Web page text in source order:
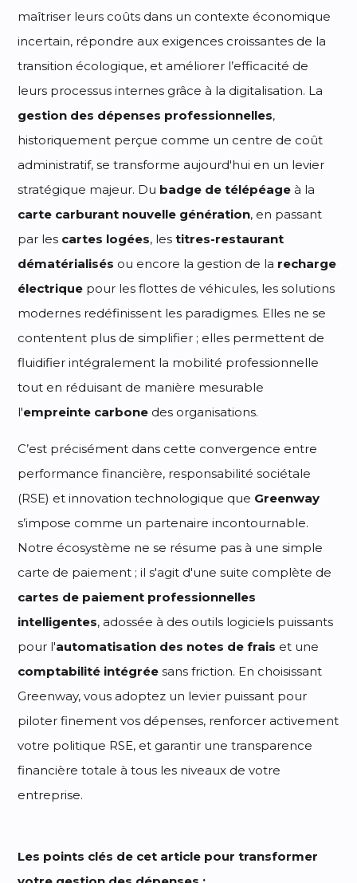
maîtriser leurs coûts dans un contexte économique
incertain, répondre aux exigences croissantes de la
transition écologique, et améliorer l’efficacité de
leurs processus internes grâce à la digitalisation. La
gestion des dépenses professionnelles,
historiquement perçue comme un centre de coût
administratif, se transforme aujourd'hui en un levier
stratégique majeur. Du badge de télépéage à la
carte carburant nouvelle génération, en passant
par les cartes logées, lestitres-restaurant
dématérialisés ou encore la gestion de la recharge
électrique pour les flottes de véhicules, les solutions
modernes redéfinissent les paradigmes. Elles ne se
contentent plus de simplifier ; elles permettent de
fluidifier intégralement la mobilité professionnelle
tout en réduisant de manière mesurable
l'empreinte carbone des organisations.
C’est précisément dans cette convergence entre
performance financière, responsabilité sociétale
(RSE) et innovation technologique que Greenway
s’impose comme un partenaire incontournable.
Notre écosystème ne se résume pas à une simple
carte de paiement ; il s'agit d'une suite complète de
cartes de paiement professionnelles
intelligentes, adossée à des outils logiciels puissants
pour l'automatisation des notes de frais et une
comptabilité intégrée sans friction. En choisissant
Greenway, vous adoptez un levier puissant pour
piloter finement vos dépenses, renforcer activement
votre politique RSE, et garantir une transparence
financière totale à tous les niveaux de votre
entreprise.
Les points clés de cet article pour transformer